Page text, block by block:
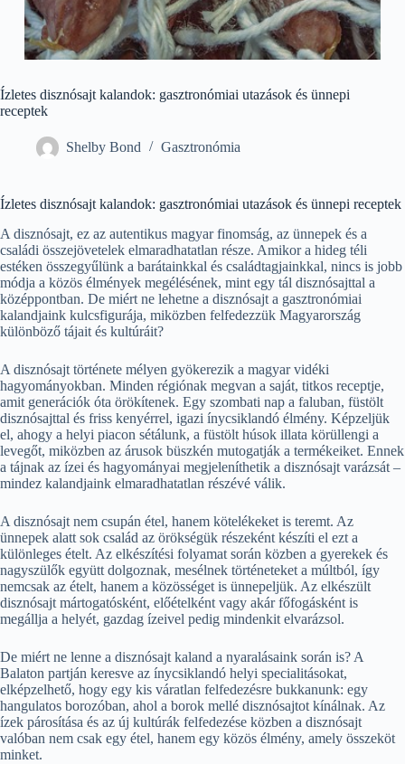
Ízletes disznósajt kalandok: gasztronómiai utazások és ünnepi
receptek
Shelby Bond Gasztronómia
Ízletes disznósajt kalandok: gasztronómiai utazások és ünnepi receptek
A disznósajt, ez az autentikus magyar finomság, az ünnepek és a
családi összejövetelek elmaradhatatlan része. Amikor a hideg téli
estéken összegyűlünk a barátainkkal és családtagjainkkal, nincs is jobb
módja a közös élmények megélésének, mint egy tál disznósajttal a
középpontban. De miért ne lehetne a disznósajt a gasztronómiai
kalandjaink kulcsfigurája, miközben felfedezzük Magyarország
különböző tájait és kultúráit?
A disznósajt története mélyen gyökerezik a magyar vidéki
hagyományokban. Minden régiónak megvan a saját, titkos receptje,
amit generációk óta örökítenek. Egy szombati nap a faluban, füstölt
disznósajttal és friss kenyérrel, igazi ínycsiklandó élmény. Képzeljük
el, ahogy a helyi piacon sétálunk, a füstölt húsok illata körüllengi a
levegőt, miközben az árusok büszkén mutogatják a termékeiket. Ennek
a tájnak az ízei és hagyományai megjeleníthetik a disznósajt varázsát –
mindez kalandjaink elmaradhatatlan részévé válik.
A disznósajt nem csupán étel, hanem kötelékeket is teremt. Az
ünnepek alatt sok család az örökségük részeként készíti el ezt a
különleges ételt. Az elkészítési folyamat során közben a gyerekek és
nagyszülők együtt dolgoznak, mesélnek történeteket a múltból, így
nemcsak az ételt, hanem a közösséget is ünnepeljük. Az elkészült
disznósajt mártogatósként, előételként vagy akár főfogásként is
megállja a helyét, gazdag ízeivel pedig mindenkit elvarázsol.
De miért ne lenne a disznósajt kaland a nyaralásaink során is? A
Balaton partján keresve az ínycsiklandó helyi specialitásokat,
elképzelhető, hogy egy kis váratlan felfedezésre bukkanunk: egy
hangulatos borozóban, ahol a borok mellé disznósajtot kínálnak. Az
ízek párosítása és az új kultúrák felfedezése közben a disznósajt
valóban nem csak egy étel, hanem egy közös élmény, amely összeköt
minket.